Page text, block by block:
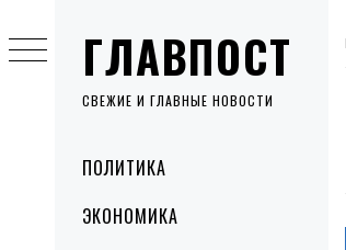
ГЛАВПОСТ
СВЕЖИЕ И ГЛАВНЫЕ НОВОСТИ
MenuПОЛИТИКА
ЭКОНОМИКА
to
content